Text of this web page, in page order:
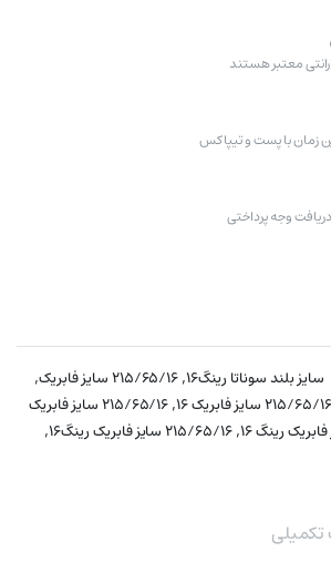
معتبر هستند
زمان با پست و تیپاکس
,۲۱۵/۶۵/۱۶ سایز فابریک ,
۲۱۵/۶۵/۱۶ سایز فابریک ۱۶ ,
۲۱۵/۶۵/۱۶ سایز فابریک
,۲۱۵/۶۵/۱۶ سایز فابریک رینگ۱۶ ,